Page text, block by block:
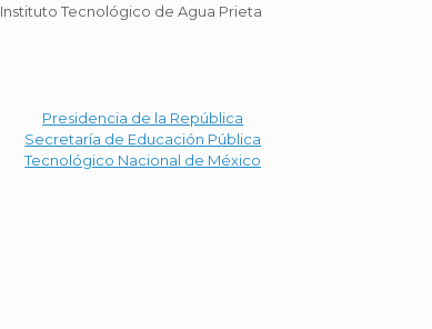
Instituto Tecnológico de Agua Prieta
Presidencia de la República
Secretaría de Educación Pública
Tecnológico Nacional de México